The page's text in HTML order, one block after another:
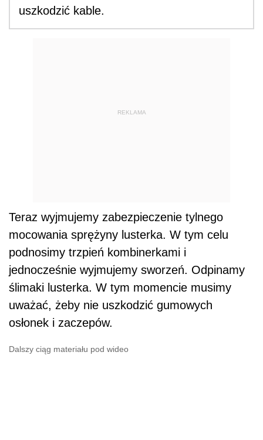
uszkodzić kable.
REKLAMA
Teraz wyjmujemy zabezpieczenie tylnego
mocowania sprężyny lusterka. W tym celu
podnosimy trzpień kombinerkami i
jednocześnie wyjmujemy sworzeń. Odpinamy
ślimaki lusterka. W tym momencie musimy
uważać, żeby nie uszkodzić gumowych
osłonek i zaczepów.
Dalszy ciąg materiału pod wideo